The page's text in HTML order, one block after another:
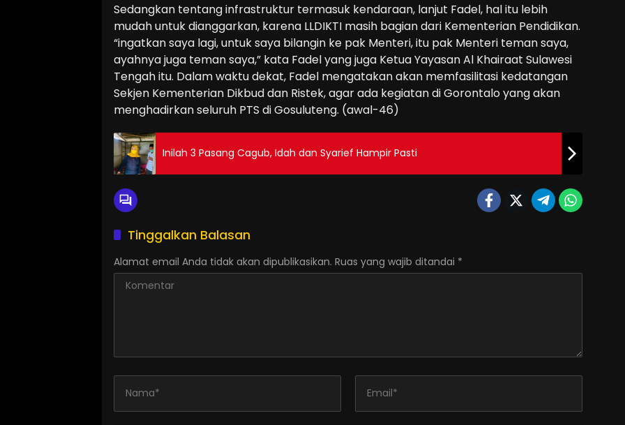
Sedangkan tentang infrastruktur termasuk kendaraan, lanjut Fadel, hal itu lebih
mudah untuk dianggarkan, karena LLDIKTI masih bagian dari Kementerian Pendidikan.
“ingatkan saya lagi, untuk saya bilangin ke pak Menteri, itu pak Menteri teman saya,
ayahnya juga teman saya,” kata Fadel yang juga Ketua Yayasan Al Khairaat Sulawesi
Tengah itu. Dalam waktu dekat, Fadel mengatakan akan memfasilitasi kedatangan
Sekjen Kementerian Dikbud dan Ristek, agar ada kegiatan di Gorontalo yang akan
menghadirkan seluruh PTS di Gosuluteng. (awal-46)
Inilah 3 Pasang Cagub, Idah dan Syarief Hampir Pasti
Tinggalkan Balasan
Alamat email Anda tidak akan dipublikasikan. Ruas yang wajib ditandai *